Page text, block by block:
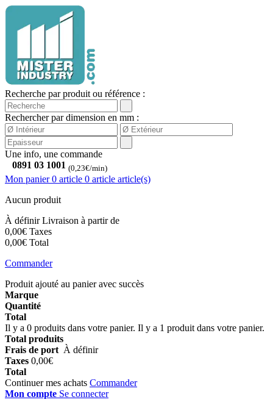
Recherche par produit ou référence :
Rechercher par dimension en mm :
Une info, une commande
0891 03 1001 (0,23€/min)
Mon panier 0 article 0 article article(s)
Aucun produit
À définirLivraison à partir de
0,00€ Taxes
0,00€ Total
Commander
Produit ajouté au panier avec succès
Marque
Quantité
Total
Il y a 0 produits dans votre panier. Il y a 1 produit dans votre panier.
Total produits
Frais de port À définir
Taxes 0,00€
Total
Continuer mes achats Commander
Mon compte Se connecter